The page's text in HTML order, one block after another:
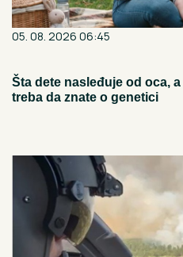
05. 08. 2026 06:45
Šta dete nasleđuje od oca,
treba da znate o genetici